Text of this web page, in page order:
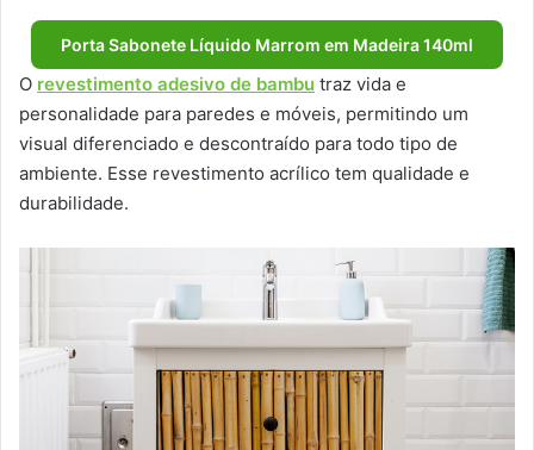
Porta Sabonete Líquido Marrom em Madeira 140ml
O revestimento adesivo de bambu traz vida e
personalidade para paredes e móveis, permitindo um
visual diferenciado e descontraído para todo tipo de
ambiente. Esse revestimento acrílico tem qualidade e
durabilidade.